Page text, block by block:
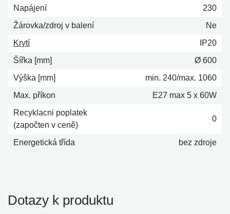
Napájení
230
Žárovka/zdroj v balení
Ne
Krytí
IP20
Šířka [mm]
Ø 600
Výška [mm]
min. 240/max. 1060
Max. příkon
E27 max 5 x 60W
Recyklacni poplatek
(započten v ceně)
0
Energetická třída bez zdroje
Dotazy k produktu